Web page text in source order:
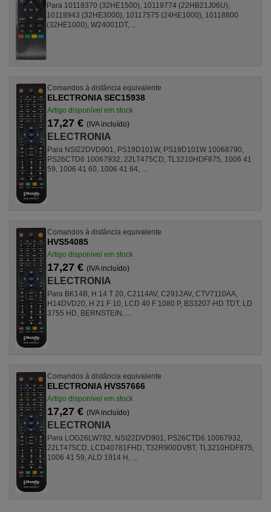
Para 10118370 (32HE1500), 10119774 (22HB21J06U),
10118943 (32HE3000), 10117575 (24HE1000), 10118800
(32HE1000), W24001DT, ...
Comandos à distância equivalente
ELECTRONIA SEC15938
Artigo disponível em stock
17,27 € (IVA incluído)
ELECTRONIA
Para NSI22DVD901, PS19D101W, PS19D101W 10068790,
PS26CTD6 10067932, 22LT475CD, TL3210HDF875, 1006 41
59, 1006 41 60, 1006 41 64, ...
Comandos à distância equivalente
HVS54085
Artigo disponível em stock
17,27 € (IVA incluído)
ELECTRONIA
Para BK14B, H 14 T 20, C2114AV, C2912AV, CTV7110AA,
H14DVD20, H 21 F 10, LCD 40 F 1080 P, BS3207-HD TDT, LD
3755 HD, BERNSTEIN, ...
Comandos à distância equivalente
ELECTRONIA HVS57666
Artigo disponível em stock
17,27 € (IVA incluído)
ELECTRONIA
Para LOG26LW782, NSI22DVD901, PS26CTD6 10067932,
22LT475CD, LCD40781FHD, T32R900DVBT, TL3210HDF875,
1006 41 59, ALD 1914 H, ...